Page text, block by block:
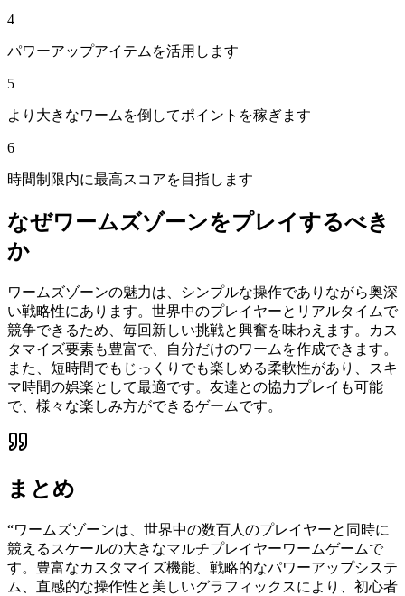
4
パワーアップアイテムを活用します
5
より大きなワームを倒してポイントを稼ぎます
6
時間制限内に最高スコアを目指します
なぜワームズゾーンをプレイするべき
か
ワームズゾーンの魅力は、シンプルな操作でありながら奥深
い戦略性にあります。世界中のプレイヤーとリアルタイムで
競争できるため、毎回新しい挑戦と興奮を味わえます。カス
タマイズ要素も豊富で、自分だけのワームを作成できます。
また、短時間でもじっくりでも楽しめる柔軟性があり、スキ
マ時間の娯楽として最適です。友達との協力プレイも可能
で、様々な楽しみ方ができるゲームです。
まとめ
“ワームズゾーンは、世界中の数百人のプレイヤーと同時に
競えるスケールの大きなマルチプレイヤーワームゲームで
す。豊富なカスタマイズ機能、戦略的なパワーアップシステ
ム、直感的な操作性と美しいグラフィックスにより、初心者